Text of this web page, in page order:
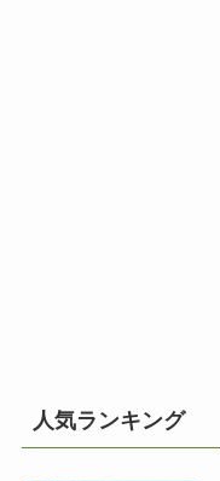
人気ランキング